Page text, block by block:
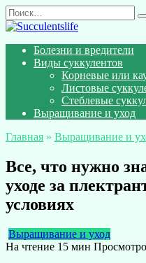
Перейти
к
Search
for:
Болезни и вредители
Виды суккулентов
Корневые или
Листовые
Стеблевые
Выращивание и уход
Главная » Выращивание и
Все, что нужно
уходе за
условиях
Выращивание и уход
На чтение 15 мин